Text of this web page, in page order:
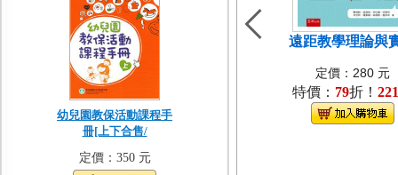
幼兒園教保活動課程手
冊[上下合售/
定價：350 元
遠距教學理論與
定價：280 元
特價： 79折！ 221